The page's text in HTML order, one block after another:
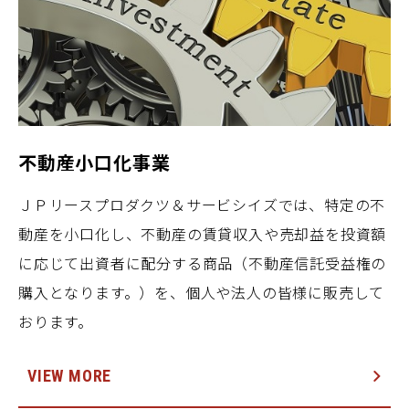
不動産小口化事業
ＪＰリースプロダクツ＆サービシイズでは、特定の不
動産を小口化し、不動産の賃貸収入や売却益を投資額
に応じて出資者に配分する商品（不動産信託受益権の
購入となります。）を、個人や法人の皆様に販売して
おります。
VIEW MORE